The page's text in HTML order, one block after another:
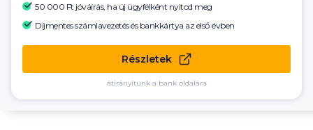
50 000 Ft jóváírás, ha új ügyfélként nyitod meg
Díjmentes számlavezetés és bankkártya az első évben
Részletek
átirányítunk a bank oldalára